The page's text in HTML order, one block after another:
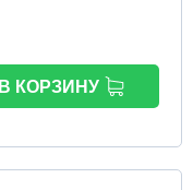
В КОРЗИНУ